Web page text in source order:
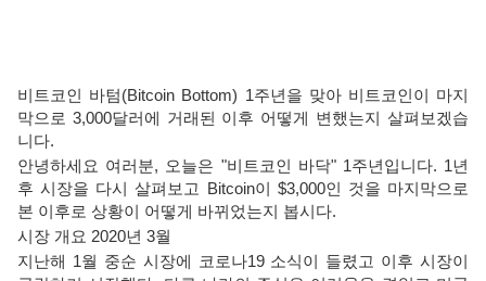
비트코인 바텀(Bitcoin Bottom) 1주년을 맞아 비트코인이 마지
막으로 3,000달러에 거래된 이후 어떻게 변했는지 살펴보겠습
니다.
안녕하세요 여러분, 오늘은 "비트코인 바닥" 1주년입니다. 1년
후 시장을 다시 살펴보고 Bitcoin이 $3,000인 것을 마지막으로
본 이후로 상황이 어떻게 바뀌었는지 봅시다.
시장 개요 2020년 3월
지난해 1월 중순 시장에 코로나19 소식이 들렸고 이후 시장이